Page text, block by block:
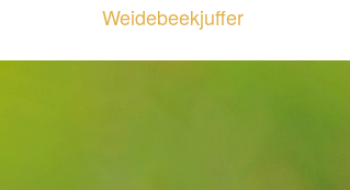
Weidebeekjuffer